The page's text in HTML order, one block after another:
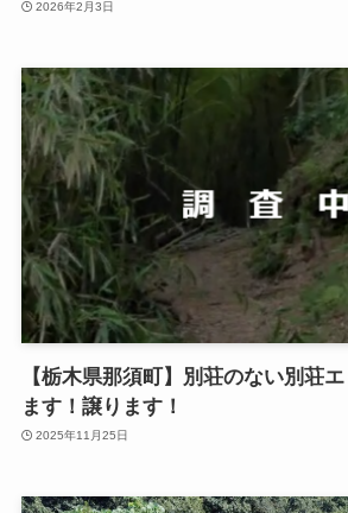
2026年2月3日
【栃木県那須町】別荘のない別荘
ます！譲ります！
2025年11月25日